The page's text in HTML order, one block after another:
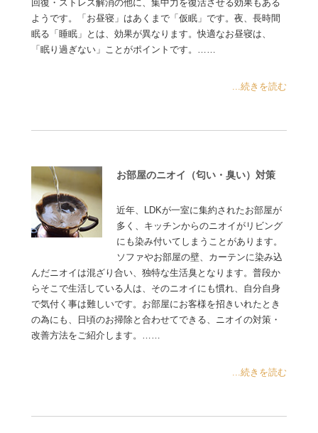
回復・ストレス解消の他に、集中力を復活させる効果もある
ようです。「お昼寝」はあくまで「仮眠」です。夜、長時間
眠る「睡眠」とは、効果が異なります。快適なお昼寝は、
「眠り過ぎない」ことがポイントです。……
...続きを読む
お部屋のニオイ（匂い・臭い）対策
近年、LDKが一室に集約されたお部屋が
多く、キッチンからのニオイがリビング
にも染み付いてしまうことがあります。
ソファやお部屋の壁、カーテンに染み込
んだニオイは混ざり合い、独特な生活臭となります。普段か
らそこで生活している人は、そのニオイにも慣れ、自分自身
で気付く事は難しいです。お部屋にお客様を招きいれたとき
の為にも、日頃のお掃除と合わせてできる、ニオイの対策・
改善方法をご紹介します。……
...続きを読む